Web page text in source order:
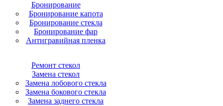
Бронирование
Бронирование капота
Бронирование стекла
Бронирование фар
Антигравийная пленка
Ремонт стекол
Замена стекол
Замена лобового стекла
Замена бокового стекла
Замена заднего стекла